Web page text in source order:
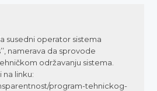
susedni operator sistema
namerava da sprovode
održavanju sistema.
na linku:
program-tehnickog-